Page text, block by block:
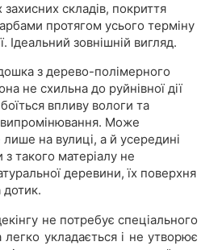
захисних складів, покриття
протягом усього терміну
Ідеальний зовнішній вигляд.
з дерево-полімерного
не схильна до руйнівної дії
впливу вологи та
випромінювання. Може
на вулиці, а й усередині
такого матеріалу не
деревини, їх поверхня
дотик.
не потребує спеціального
укладається і не утворює